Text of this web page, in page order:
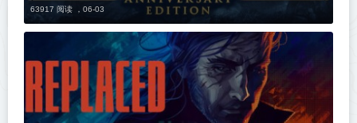
63917 阅读 ， 06-03